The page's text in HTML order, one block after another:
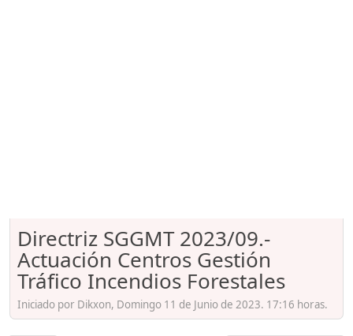
Directriz SGGMT 2023/09.-
Actuación Centros Gestión
Tráfico Incendios Forestales
Iniciado por Dikxon, Domingo 11 de Junio de 2023. 17:16 horas.